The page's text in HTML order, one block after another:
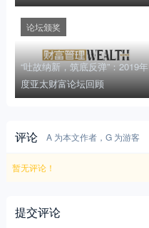
“吐故纳新，筑底反弹”：2019年
度亚太财富论坛回顾
论坛颁奖
评论 A 为本文作者，G 为游客
暂无评论！
提交评论